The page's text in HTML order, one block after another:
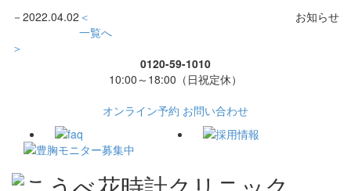
－ 2022.04.02 お知らせ
＜
一覧へ
＞
0120-59-1010
10:00～18:00（日祝定休）
オンライン予約 お問い合わせ